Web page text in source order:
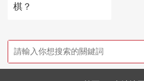
棋？